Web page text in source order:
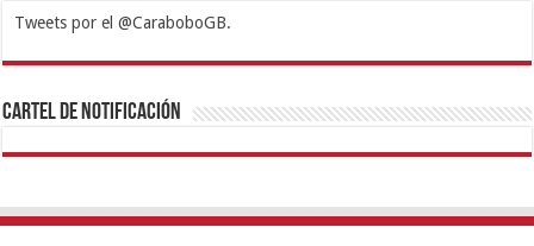
Tweets por el @CaraboboGB.
1xbetBetturkeyBetistKralbetSupertotobetTipobetMatadorbetMariobet
https://mvbcasino.com/
Cartel de Notificación